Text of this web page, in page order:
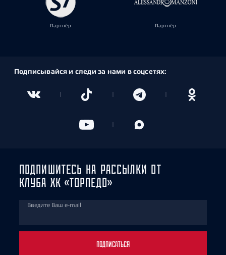
Партнёр Партнёр
Подписывайся и следи за нами в соцсетях:
ПОДПИШИТЕСЬ НА РАССЫЛКИ ОТ
КЛУБА ХК «ТОРПЕДО»
Введите Ваш e-mail
ПОДПИСАТЬСЯ